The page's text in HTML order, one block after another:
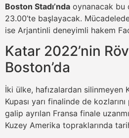
Boston Stadı’nda oynanacak bu
23.00’te başlayacak.
ise Arjantinli deneyimli hakem
Katar 2022’nin
Boston’da
İki ülke, hafızalardan silinmeyen
Kupası yarı finalinde de
galip ayrılan Fransa finale
Kuzey Amerika topraklarında